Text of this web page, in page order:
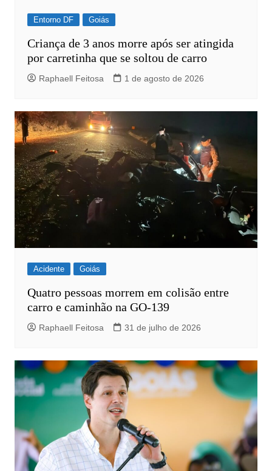
Entorno DF Goiás
Criança de 3 anos morre após ser atingida
por carretinha que se soltou de carro
Raphaell Feitosa 1 de agosto de 2026
Acidente Goiás
Quatro pessoas morrem em colisão entre
carro e caminhão na GO-139
Raphaell Feitosa 31 de julho de 2026